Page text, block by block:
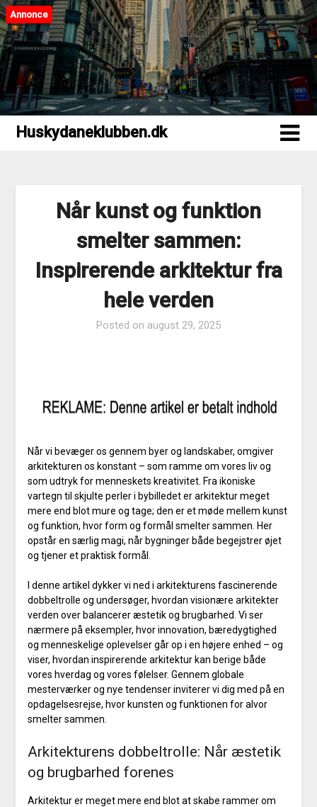
Huskydaneklubben.dk
Annonce
Huskydaneklubben.dk
Når kunst og funktion
smelter sammen:
Inspirerende arkitektur fra
hele verden
Posted on august 29, 2025
Når vi bevæger os gennem byer og landskaber, omgiver
arkitekturen os konstant – som ramme om vores liv og
som udtryk for menneskets kreativitet. Fra ikoniske
vartegn til skjulte perler i bybilledet er arkitektur meget
mere end blot mure og tage; den er et møde mellem kunst
og funktion, hvor form og formål smelter sammen. Her
opstår en særlig magi, når bygninger både begejstrer øjet
og tjener et praktisk formål.
I denne artikel dykker vi ned i arkitekturens fascinerende
dobbeltrolle og undersøger, hvordan visionære arkitekter
verden over balancerer æstetik og brugbarhed. Vi ser
nærmere på eksempler, hvor innovation, bæredygtighed
og menneskelige oplevelser går op i en højere enhed – og
viser, hvordan inspirerende arkitektur kan berige både
vores hverdag og vores følelser. Gennem globale
mesterværker og nye tendenser inviterer vi dig med på en
opdagelsesrejse, hvor kunsten og funktionen for alvor
smelter sammen.
Arkitekturens dobbeltrolle: Når æstetik
og brugbarhed forenes
Arkitektur er meget mere end blot at skabe rammer om